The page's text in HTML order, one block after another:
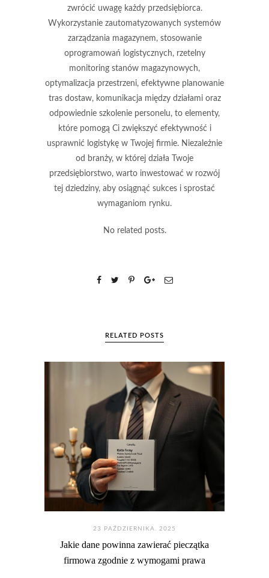
zwrócić uwagę każdy przedsiębiorca.
Wykorzystanie zautomatyzowanych systemów
zarządzania magazynem, stosowanie
oprogramowań logistycznych, rzetelny
monitoring stanów magazynowych,
optymalizacja przestrzeni, efektywne planowanie
tras dostaw, komunikacja między działami oraz
odpowiednie szkolenie personelu, to elementy,
które pomogą Ci zwiększyć efektywność i
usprawnić logistykę w Twojej firmie. Niezależnie
od branży, w której działa Twoje
przedsiębiorstwo, warto inwestować w rozwój
tej dziedziny, aby osiągnąć sukces i sprostać
wymaganiom rynku.
No related posts.
RELATED POSTS
23 PAŹDZIERNIKA. 2025
Jakie dane powinna zawierać pieczątka
firmowa zgodnie z wymogami prawa